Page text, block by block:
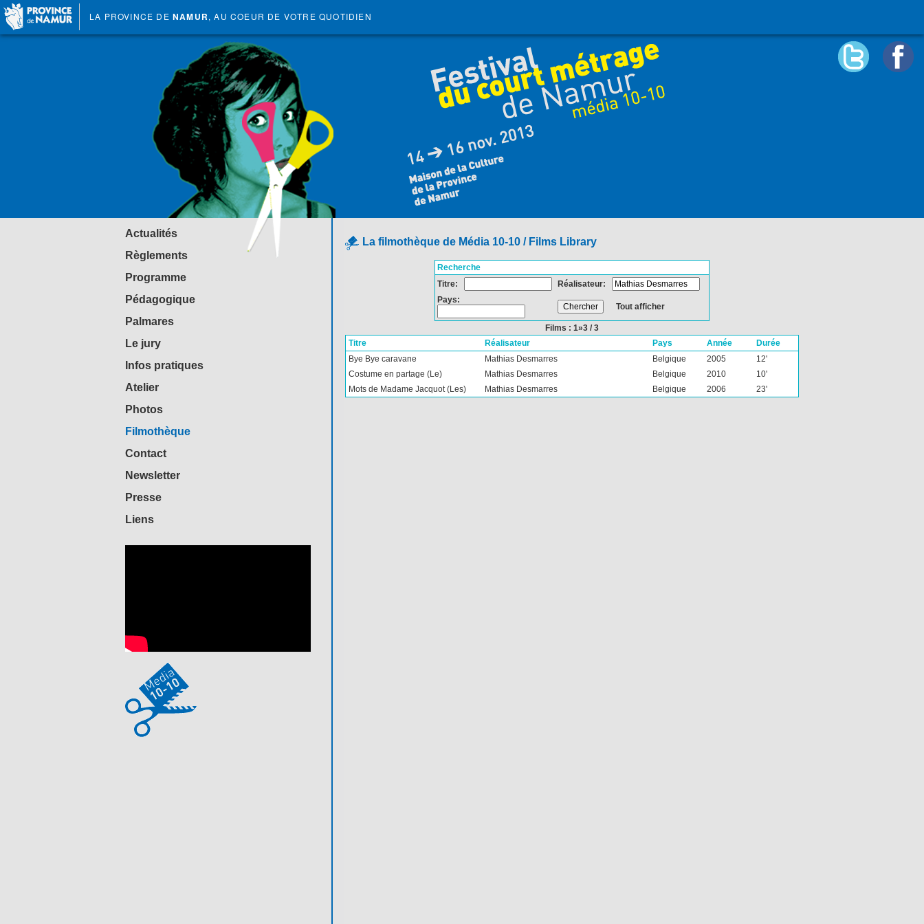
LA PROVINCE DE NAMUR, AU COEUR DE VOTRE QUOTIDIEN
Actualités
Règlements
Programme
Pédagogique
Palmares
Le jury
Infos pratiques
Atelier
Photos
Filmothèque
Contact
Newsletter
Presse
Liens
La filmothèque de Média 10-10 / Films Library
Recherche
Titre:
Réalisateur:
Pays:
Tout afficher
Films : 1»3 / 3
Titre
Réalisateur Pays Année
Durée
Bye Bye caravane
Mathias Desmarres Belgique 2005
12'
Costume en partage (Le)
Mathias Desmarres Belgique 2010
10'
Mots de Madame Jacquot (Les)
Mathias Desmarres Belgique 2006 23'